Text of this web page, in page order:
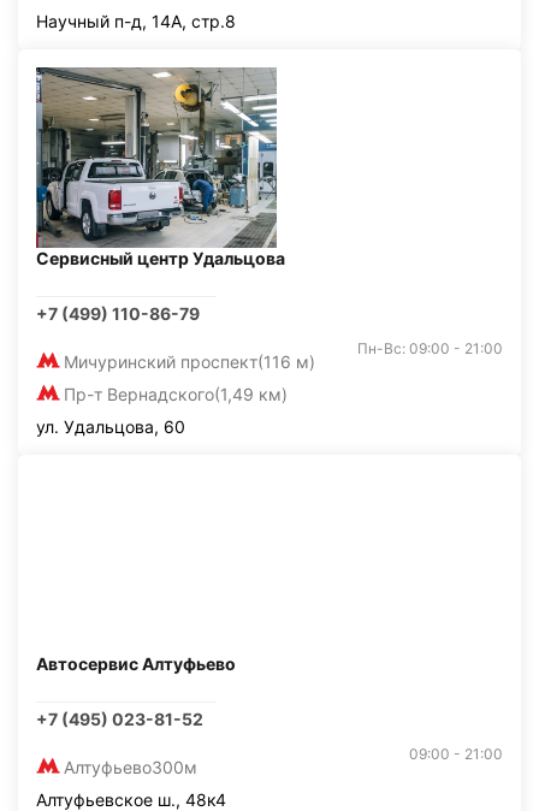
Научный п-д, 14А, стр.8
Сервисный центр Удальцова
+7 (499) 110-86-79
Мичуринский проспект(116 м)
Пр-т Вернадского(1,49 км)
Пн-Вс: 09:00 - 21:00
ул. Удальцова, 60
Автосервис Алтуфьево
+7 (495) 023-81-52
Алтуфьево300м
09:00 - 21:00
Алтуфьевское ш., 48к4